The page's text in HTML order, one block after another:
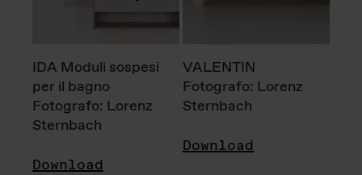
IDA Moduli sospesi
per il bagno
Fotografo: Lorenz
Sternbach
Download
VALENTIN
Fotografo: Lorenz
Sternbach
Download